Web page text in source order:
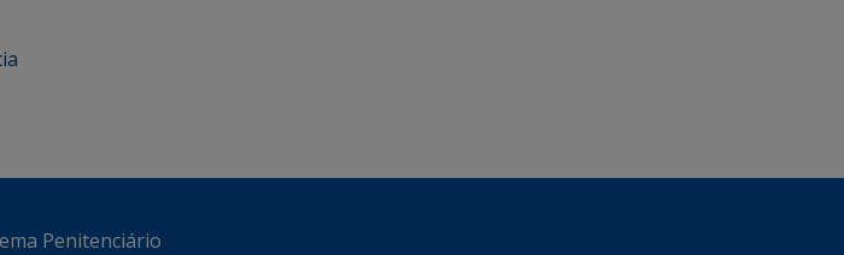
Penitenciário